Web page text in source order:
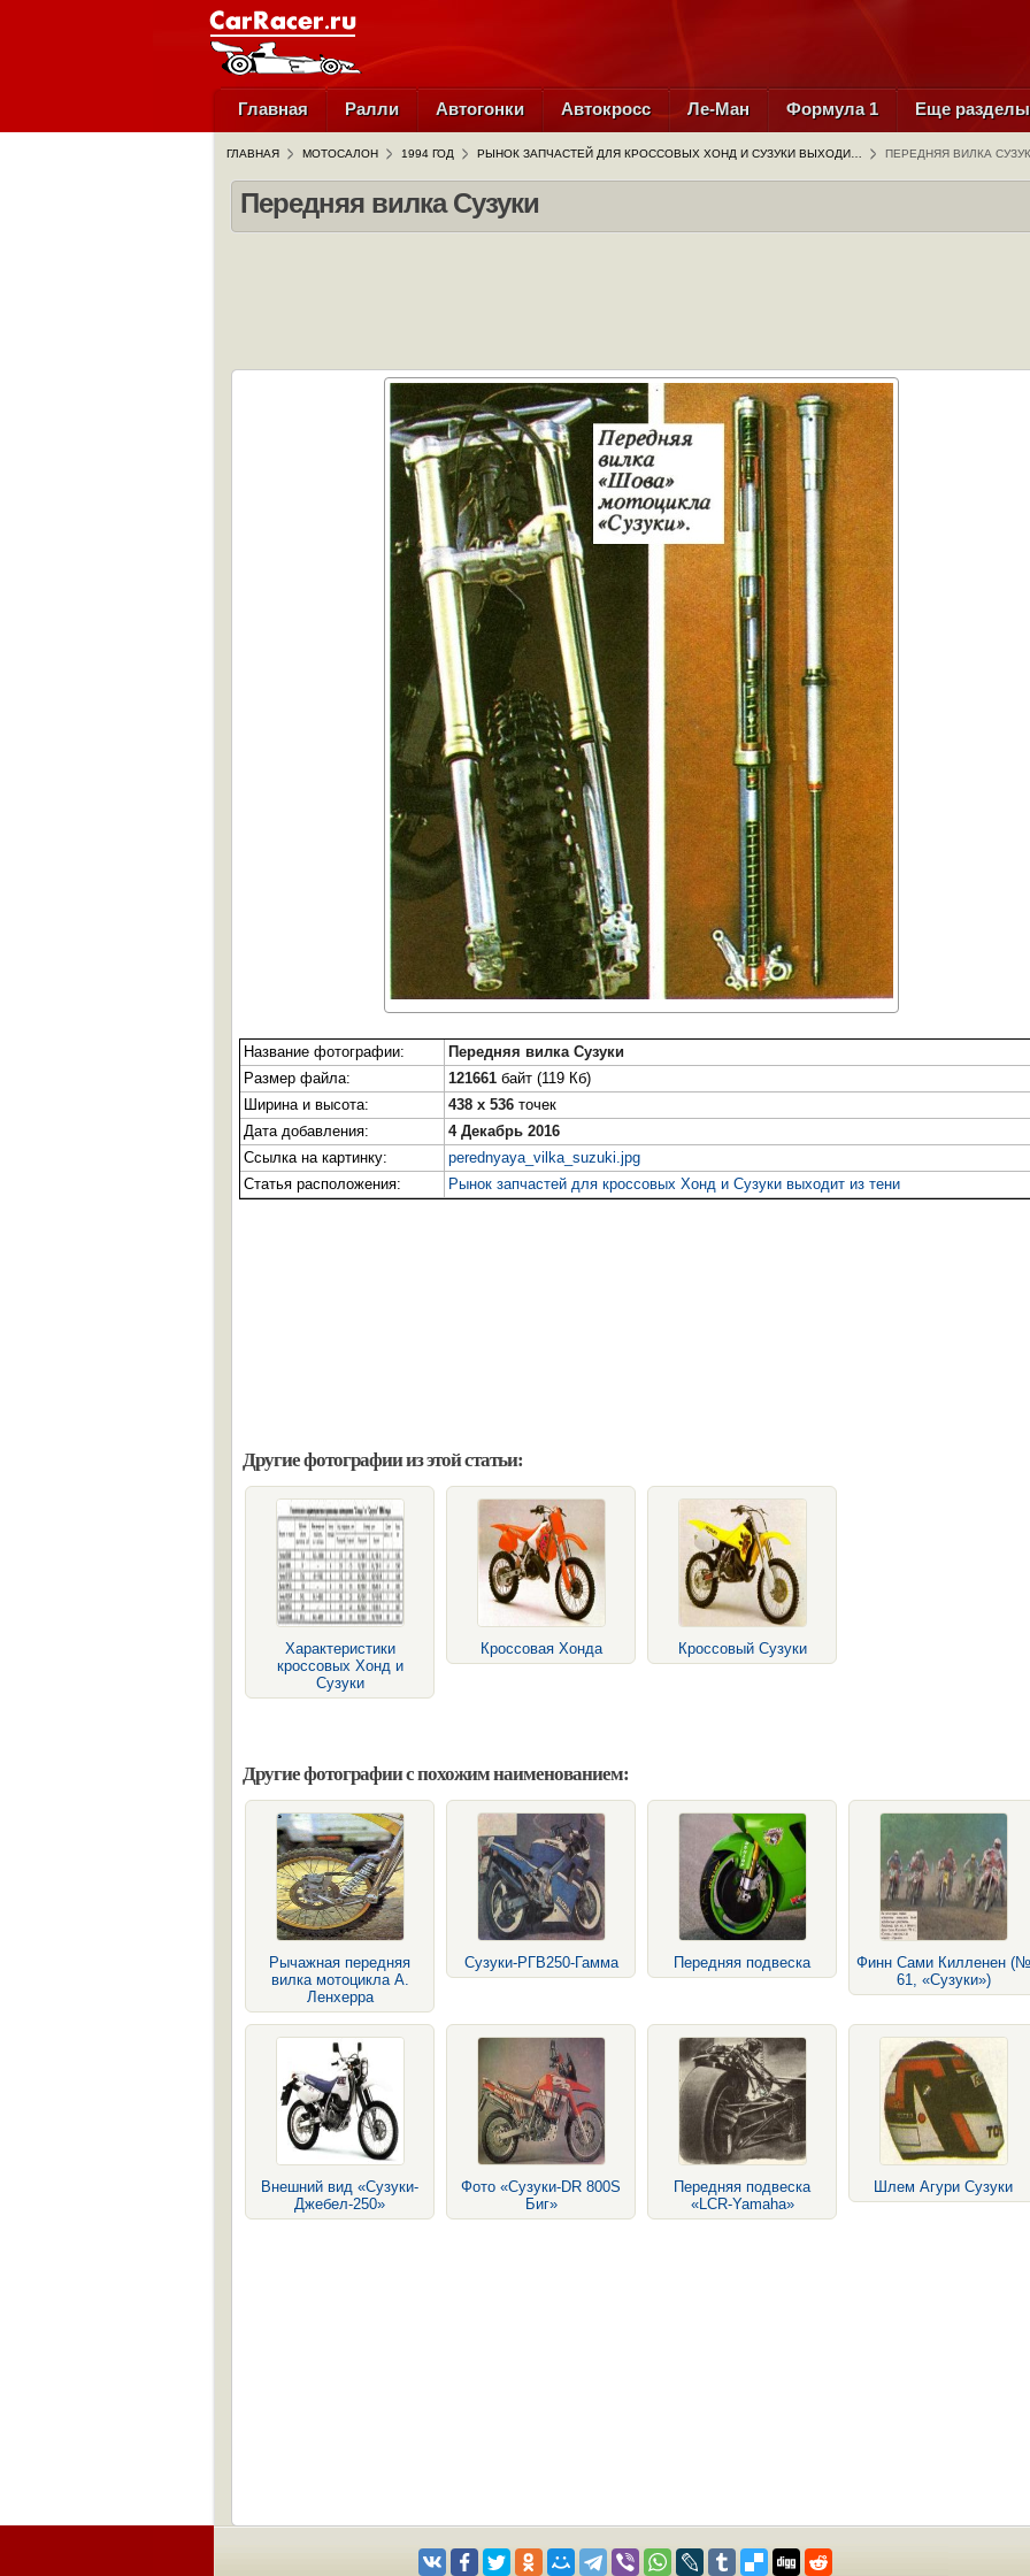
Главная Ралли Автогонки Автокросс Ле-Ман Формула 1 Еще
ГЛАВНАЯ МОТОСАЛОН 1994 ГОД РЫНОК ЗАПЧАСТЕЙ ДЛЯ КРОССОВЫХ ХОНД И СУЗУКИ ВЫХОДИ… ПЕРЕДНЯЯ ВИЛКА
Передняя вилка Сузуки
Название фотографии:
Передняя вилка Сузуки
Размер файла:
121661 байт (119 Кб)
Ширина и высота:
438 x 536 точек
Дата добавления:
4 Декабрь 2016
Ссылка на картинку:
perednyaya_vilka_suzuki.jpg
Статья расположения:
Рынок запчастей для кроссовых Хонд и Сузуки выходит из тени
Другие фотографии из этой статьи:
Характеристики
кроссовых Хонд и
Сузуки
Кроссовая Хонда Кроссовый Сузуки
Другие фотографии с похожим наименованием:
Рычажная передняя
вилка мотоцикла А.
Ленхерра
Сузуки-РГВ250-Гамма Передняя подвеска
Финн Сами Килленен (№
61, «Сузуки»)
Внешний вид «Сузуки-
Джебел-250»
Фото «Сузуки-DR 800S
Биг»
Передняя подвеска
«LCR-Yamaha»
Шлем Агури Сузуки